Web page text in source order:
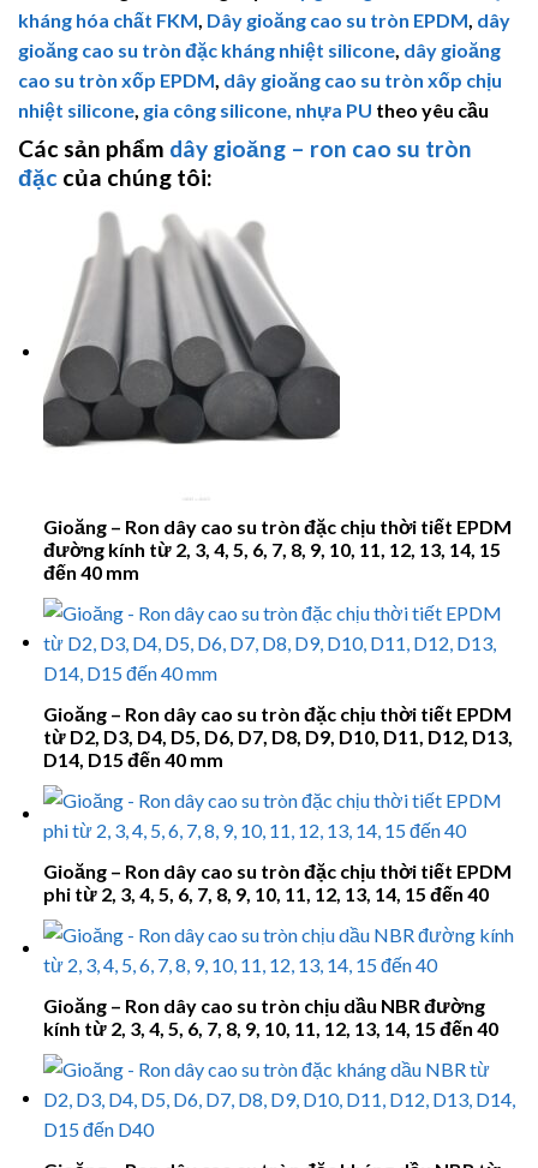
kháng hóa chất FKM, Dây gioăng cao su tròn EPDM, dây
gioăng cao su tròn đặc kháng nhiệt silicone, dây gioăng
cao su tròn xốp EPDM, dây gioăng cao su tròn xốp chịu
nhiệt silicone, gia công silicone, nhựa PU theo yêu cầu
Các sản phẩm dây gioăng – ron cao su tròn
đặc của chúng tôi:
Gioăng – Ron dây cao su tròn đặc chịu thời tiết EPDM
đường kính từ 2, 3, 4, 5, 6, 7, 8, 9, 10, 11, 12, 13, 14, 15
đến 40 mm
Gioăng – Ron dây cao su tròn đặc chịu thời tiết EPDM
từ D2, D3, D4, D5, D6, D7, D8, D9, D10, D11, D12, D13,
D14, D15 đến 40 mm
Gioăng – Ron dây cao su tròn đặc chịu thời tiết EPDM
phi từ 2, 3, 4, 5, 6, 7, 8, 9, 10, 11, 12, 13, 14, 15 đến 40
Gioăng – Ron dây cao su tròn chịu dầu NBR đường
kính từ 2, 3, 4, 5, 6, 7, 8, 9, 10, 11, 12, 13, 14, 15 đến 40